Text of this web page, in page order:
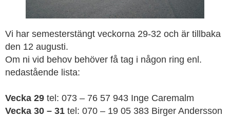
Vi har semesterstängt veckorna 29-32 och är tillbaka
den 12 augusti.
Om ni vid behov behöver få tag i någon ring enl.
nedastående lista:
Vecka 29 tel: 073 – 76 57 943 Inge Caremalm
Vecka 30 – 31 tel: 070 – 19 05 383 Birger Andersson